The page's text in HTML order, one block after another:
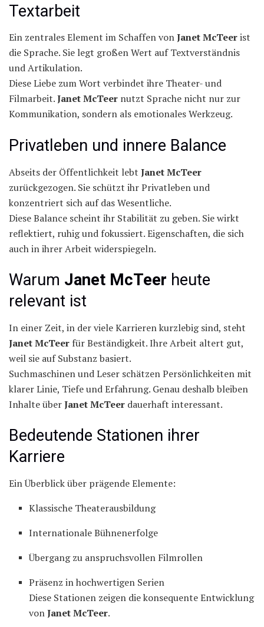
Textarbeit
Ein zentrales Element im Schaffen vonJanet McTeerist
die Sprache. Sie legt großen Wert auf Textverständnis
und Artikulation.
Diese Liebe zum Wort verbindet ihre Theater- und
Filmarbeit.Janet McTeer nutzt Sprache nicht nur zur
Kommunikation, sondern als emotionales Werkzeug.
Privatleben und innere Balance
Abseits der Öffentlichkeit lebt Janet McTeer
zurückgezogen. Sie schützt ihr Privatleben und
konzentriert sich auf das Wesentliche.
Diese Balance scheint ihr Stabilität zu geben. Sie wirkt
reflektiert, ruhig und fokussiert. Eigenschaften, die sich
auch in ihrer Arbeit widerspiegeln.
Warum Janet McTeer heute
relevant ist
In einer Zeit, in der viele Karrieren kurzlebig sind, steht
Janet McTeer für Beständigkeit. Ihre Arbeit altert gut,
weil sie auf Substanz basiert.
Suchmaschinen und Leser schätzen Persönlichkeiten mit
klarer Linie, Tiefe und Erfahrung. Genau deshalb bleiben
Inhalte überJanet McTeer dauerhaft interessant.
Bedeutende Stationen ihrer
Karriere
Ein Überblick über prägende Elemente:
Klassische Theaterausbildung
Internationale Bühnenerfolge
Übergang zu anspruchsvollen Filmrollen
Präsenz in hochwertigen Serien
Diese Stationen zeigen die konsequente Entwicklung
vonJanet McTeer.